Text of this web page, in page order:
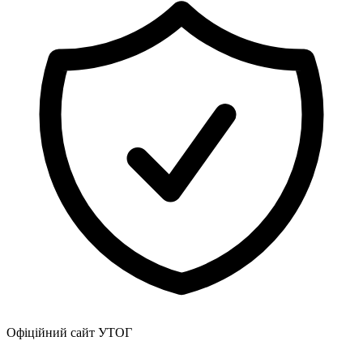
Безбар'єрність для глухих
Вінницька область
Волинська область
Житомирська область
Закарпатська область
Запорізька область
Івано-Франківська область
Київська область
Кіровоградська область
Львівська область
Миколаївська область
Одеська область
Полтавська область
Сумська область
Офіційний сайт УТОГ